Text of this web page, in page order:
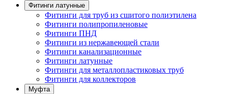
Фитинги латунные
Фитинги для труб из сшитого полиэтилена
Фитинги полипропиленовые
Фитинги ПНД
Фитинги из нержавеющей стали
Фитинги канализационные
Фитинги латунные
Фитинги для металлопластиковых труб
Фитинги для коллекторов
Муфта